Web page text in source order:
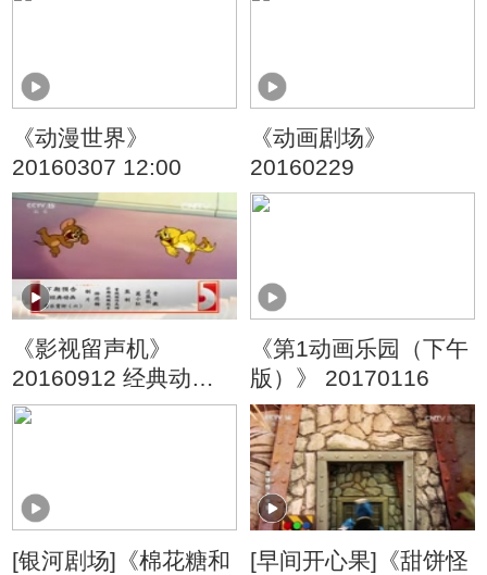
《动漫世界》
20160307 12:00
《动画剧场》
20160229
《影视留声机》
20160912 经典动画
音乐赏析（五）
《第1动画乐园（下午
版）》 20170116
[银河剧场]《棉花糖和
[早间开心果]《甜饼怪